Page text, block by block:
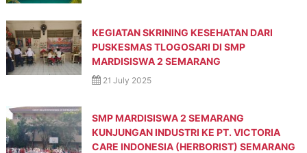
KEGIATAN SKRINING KESEHATAN DARI
PUSKESMAS TLOGOSARI DI SMP
MARDISISWA 2 SEMARANG
21 July 2025
SMP MARDISISWA 2 SEMARANG
KUNJUNGAN INDUSTRI KE PT. VICTORIA
CARE INDONESIA (HERBORIST) SEMARANG